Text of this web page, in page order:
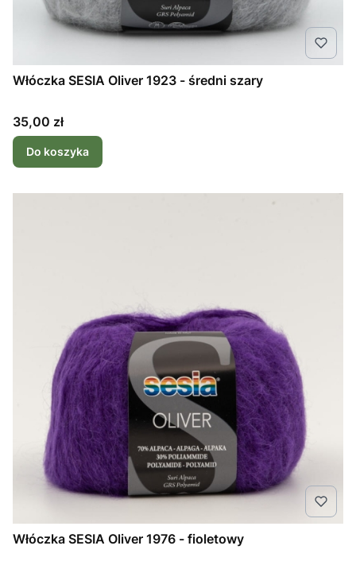
Włóczka SESIA Oliver 1923 - średni szary
Cena
35,00 zł
Do koszyka
Włóczka SESIA Oliver 1976 - fioletowy